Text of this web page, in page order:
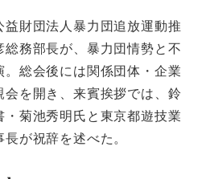
財団法人暴力団追放運動推
務部長が、暴力団情勢と不
総会後には関係団体・企業
を開き、来賓挨拶では、鈴
菊池秀明氏と東京都遊技業
が祝辞を述べた。